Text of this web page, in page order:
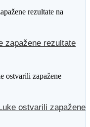
zapažene rezultate
ostvarili zapažene